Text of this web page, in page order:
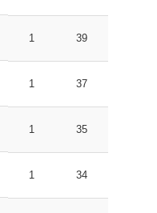
1 39
1 37
1 35
1 34